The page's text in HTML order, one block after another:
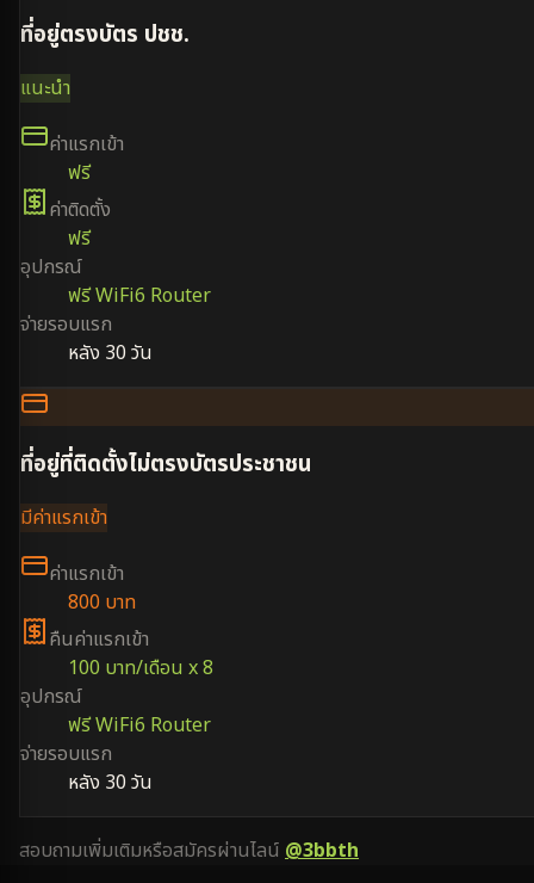
ที่อยู่ตรงบัตร ปชช.
แนะนำ
ค่าแรกเข้า
ฟรี
ค่าติดตั้ง
ฟรี
อุปกรณ์
ฟรี WiFi6 Router
จ่ายรอบแรก
หลัง 30 วัน
ที่อยู่ที่ติดตั้งไม่ตรงบัตรประชาชน
มีค่าแรกเข้า
ค่าแรกเข้า
800 บาท
คืนค่าแรกเข้า
100 บาท/เดือน x 8
อุปกรณ์
ฟรี WiFi6 Router
จ่ายรอบแรก
หลัง 30 วัน
สอบถามเพิ่มเติมหรือสมัครผ่านไลน์ @3bbth